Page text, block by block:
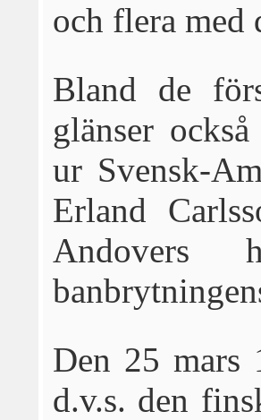
och flera med
Bland de
glänser
ur Svensk-
Erland
Andovers
Den 25 mars
d.v.s. den